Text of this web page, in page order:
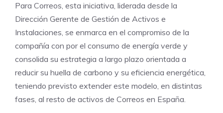
Para Correos, esta iniciativa, liderada desde la
Dirección Gerente de Gestión de Activos e
Instalaciones, se enmarca en el compromiso de la
compañía con por el consumo de energía verde y
consolida su estrategia a largo plazo orientada a
reducir su huella de carbono y su eficiencia energética,
teniendo previsto extender este modelo, en distintas
fases, al resto de activos de Correos en España.